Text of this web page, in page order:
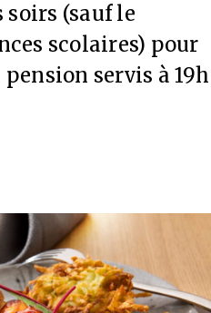
(sauf le
scolaires) pour
servis à 19h